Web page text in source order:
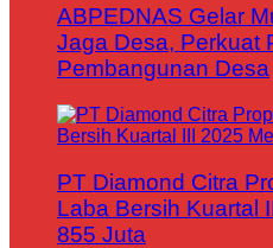
ABPEDNAS Gelar
Jaga Desa, Perkuat
Pembangunan Desa
PT Diamond Citra
Laba Bersih Kuartal
855 Juta